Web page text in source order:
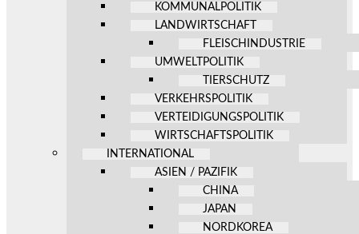
KOMMUNALPOLITIK
LANDWIRTSCHAFT
FLEISCHINDUSTRIE
UMWELTPOLITIK
TIERSCHUTZ
VERKEHRSPOLITIK
VERTEIDIGUNGSPOLITIK
WIRTSCHAFTSPOLITIK
INTERNATIONAL
ASIEN / PAZIFIK
CHINA
JAPAN
NORDKOREA